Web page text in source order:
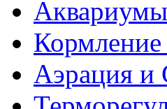
Аэрация и